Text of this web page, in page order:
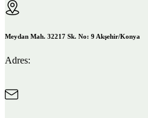
Meydan Mah. 32217 Sk. No: 9 Akşehir/Konya
Adres: